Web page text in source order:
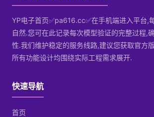
YP电子首页✅pa616.cc✅在手机端进入平台,
自然.您可在此记录每次模型验证的完整过程,
性.我们维护稳定的服务线路,建议您获取官方
所有功能设计均围绕实际工程需求展开.
快速导航
首页